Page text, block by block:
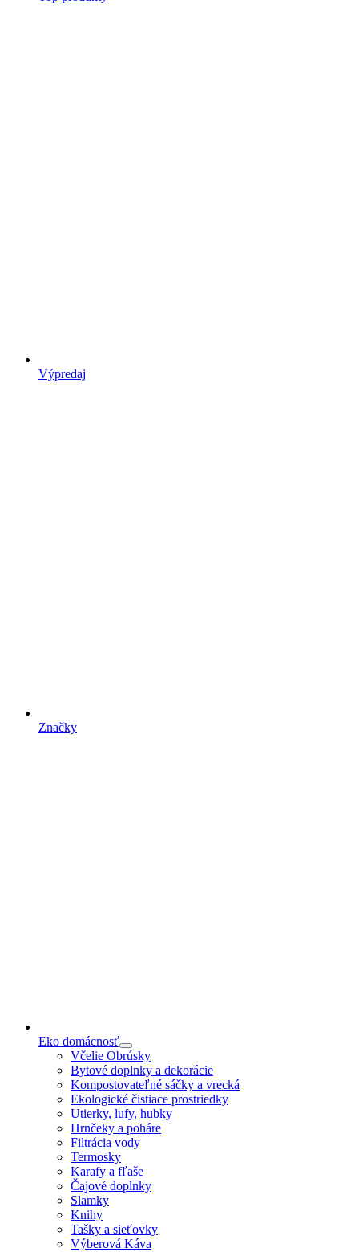
Výpredaj
Značky
Eko domácnosť
Včelie Obrúsky
Bytové doplnky a dekorácie
Kompostovateľné sáčky a vrecká
Ekologické čistiace prostriedky
Utierky, lufy, hubky
Hrnčeky a poháre
Filtrácia vody
Termosky
Karafy a fľaše
Čajové doplnky
Slamky
Knihy
Tašky a sieťovky
Výberová Káva